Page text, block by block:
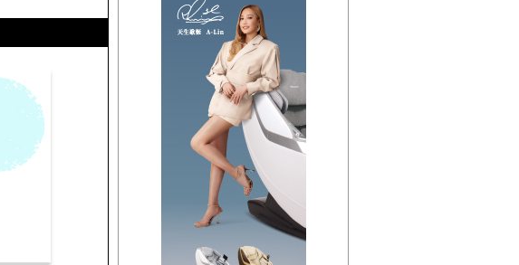
【HitFm正在進行】
(花東)
翹班DJ-GJ蔣卓嘉
(花東)元氣音樂